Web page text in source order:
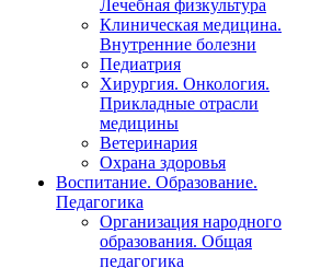
Лечебная физкультура
Клиническая медицина.
Внутренние болезни
Педиатрия
Хирургия. Онкология.
Прикладные отрасли
медицины
Ветеринария
Охрана здоровья
Воспитание. Образование.
Педагогика
Организация народного
образования. Общая
педагогика